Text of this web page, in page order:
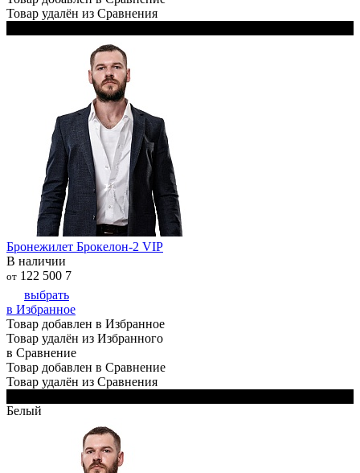
Товар удалён из Сравнения
Бронежилет Брокелон-2 VIP
В наличии
от 122 500 7
выбрать
в Избранное
Товар добавлен в Избранное
Товар удалён из Избранного
в Сравнение
Товар добавлен в Сравнение
Товар удалён из Сравнения
Белый